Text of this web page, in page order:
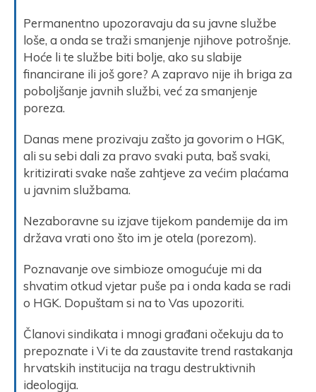
Permanentno upozoravaju da su javne službe
loše, a onda se traži smanjenje njihove potrošnje.
Hoće li te službe biti bolje, ako su slabije
financirane ili još gore? A zapravo nije ih briga za
poboljšanje javnih službi, već za smanjenje
poreza.
Danas mene prozivaju zašto ja govorim o HGK,
ali su sebi dali za pravo svaki puta, baš svaki,
kritizirati svake naše zahtjeve za većim plaćama
u javnim službama.
Nezaboravne su izjave tijekom pandemije da im
država vrati ono što im je otela (porezom).
Poznavanje ove simbioze omogućuje mi da
shvatim otkud vjetar puše pa i onda kada se radi
o HGK. Dopuštam si na to Vas upozoriti.
Članovi sindikata i mnogi građani očekuju da to
prepoznate i Vi te da zaustavite trend rastakanja
hrvatskih institucija na tragu destruktivnih
ideologija.